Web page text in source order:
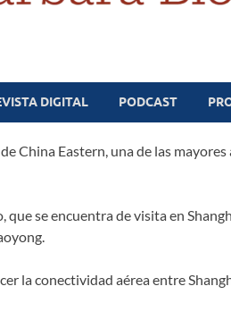
DIGITAL PODCAST
China Eastern, una de las
se encuentra de visita en
la conectividad aérea entre